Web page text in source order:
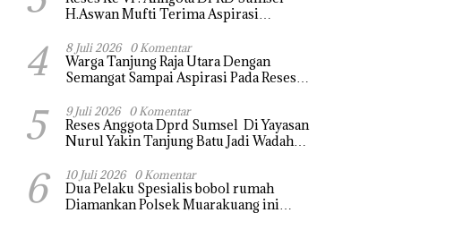
H.Aswan Mufti Terima Aspirasi
tanjung raja yang sempat di ubah, ini
tanggapanya !
4 8 Juli 2026 0 Komentar
Warga Tanjung Raja Utara Dengan
Semangat Sampai Aspirasi Pada Reses
Sebagian Aspirasi langsung di Kabulkan
dan Segera di realisaikan
5 9 Juli 2026 0 Komentar
Reses Anggota Dprd Sumsel Di Yayasan
Nurul Yakin Tanjung Batu Jadi Wadah
Pembangunan Sejumlah Aspirasi di
sampaikan warga
6 10 Juli 2026 0 Komentar
Dua Pelaku Spesialis bobol rumah
Diamankan Polsek Muarakuang ini